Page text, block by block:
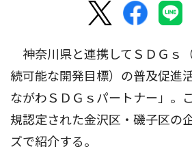
神奈川県と連携してＳＤＧｓ
続可能な開発目標）の普及促進
ながわＳＤＧｓパートナー」。
規認定された金沢区・磯子区の
ズで紹介する。